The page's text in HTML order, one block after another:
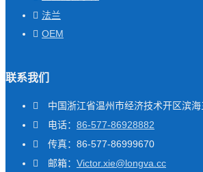
法兰
OEM
联系我们
中国浙江省温州市经济技术开区滨
电话： 86-577-86928882
传真：86-577-86999670
邮箱： Victor.xie@longva.cc